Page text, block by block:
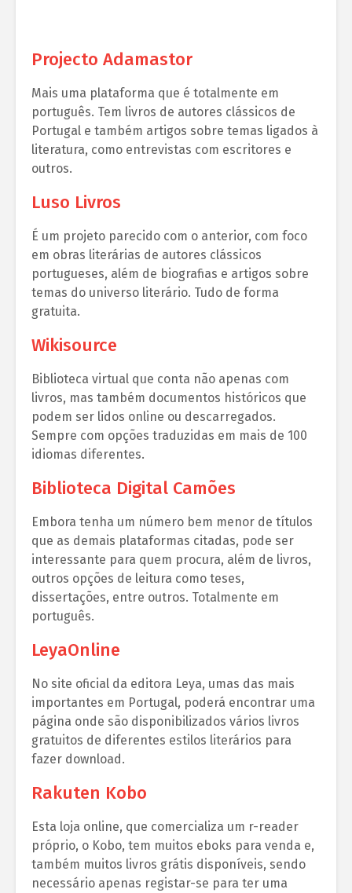
Projecto Adamastor
Mais uma plataforma que é totalmente em
português. Tem livros de autores clássicos de
Portugal e também artigos sobre temas ligados à
literatura, como entrevistas com escritores e
outros.
Luso Livros
É um projeto parecido com o anterior, com foco
em obras literárias de autores clássicos
portugueses, além de biografias e artigos sobre
temas do universo literário. Tudo de forma
gratuita.
Wikisource
Biblioteca virtual que conta não apenas com
livros, mas também documentos históricos que
podem ser lidos online ou descarregados.
Sempre com opções traduzidas em mais de 100
idiomas diferentes.
Biblioteca Digital Camões
Embora tenha um número bem menor de títulos
que as demais plataformas citadas, pode ser
interessante para quem procura, além de livros,
outros opções de leitura como teses,
dissertações, entre outros. Totalmente em
português.
LeyaOnline
No site oficial da editora Leya, umas das mais
importantes em Portugal, poderá encontrar uma
página onde são disponibilizados vários livros
gratuitos de diferentes estilos literários para
fazer download.
Rakuten Kobo
Esta loja online, que comercializa um r-reader
próprio, o Kobo, tem muitos eboks para venda e,
também muitos livros grátis disponíveis, sendo
necessário apenas registar-se para ter uma